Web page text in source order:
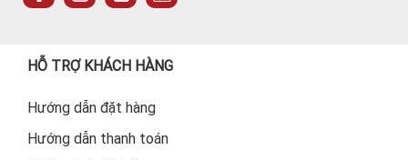
HỖ TRỢ KHÁCH HÀNG
Hướng dẫn đặt hàng
Hướng dẫn thanh toán